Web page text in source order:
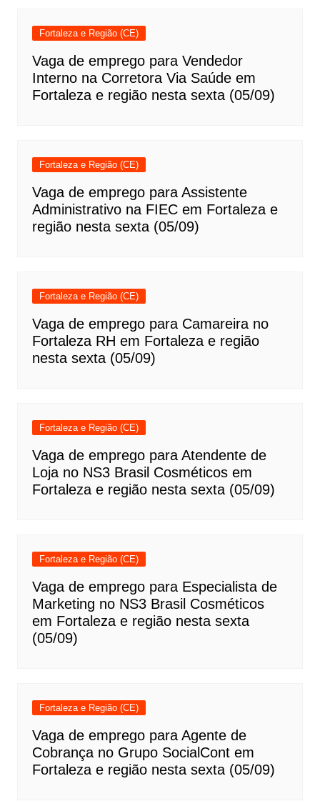
Fortaleza e Região (CE)
Vaga de emprego para Vendedor
Interno na Corretora Via Saúde em
Fortaleza e região nesta sexta (05/09)
Fortaleza e Região (CE)
Vaga de emprego para Assistente
Administrativo na FIEC em Fortaleza e
região nesta sexta (05/09)
Fortaleza e Região (CE)
Vaga de emprego para Camareira no
Fortaleza RH em Fortaleza e região
nesta sexta (05/09)
Fortaleza e Região (CE)
Vaga de emprego para Atendente de
Loja no NS3 Brasil Cosméticos em
Fortaleza e região nesta sexta (05/09)
Fortaleza e Região (CE)
Vaga de emprego para Especialista de
Marketing no NS3 Brasil Cosméticos
em Fortaleza e região nesta sexta
(05/09)
Fortaleza e Região (CE)
Vaga de emprego para Agente de
Cobrança no Grupo SocialCont em
Fortaleza e região nesta sexta (05/09)